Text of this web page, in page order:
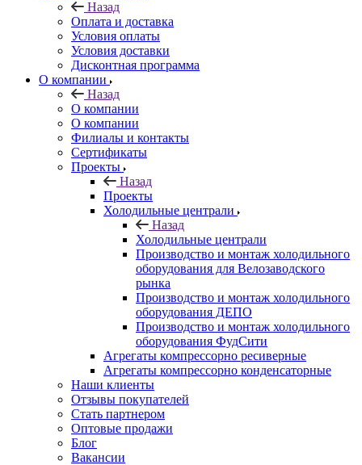
Назад
Оплата и доставка
Условия оплаты
Условия доставки
Дисконтная программа
О компании
Назад
О компании
О компании
Филиалы и контакты
Сертификаты
Проекты
Назад
Проекты
Холодильные централи
Назад
Холодильные централи
Производство и монтаж холодильного
оборудования для Велозаводского
рынка
Производство и монтаж холодильного
оборудования ДЕПО
Производство и монтаж холодильного
оборудования ФудСити
Агрегаты компрессорно ресиверные
Агрегаты компрессорно конденсаторные
Наши клиенты
Отзывы покупателей
Стать партнером
Оптовые продажи
Блог
Вакансии